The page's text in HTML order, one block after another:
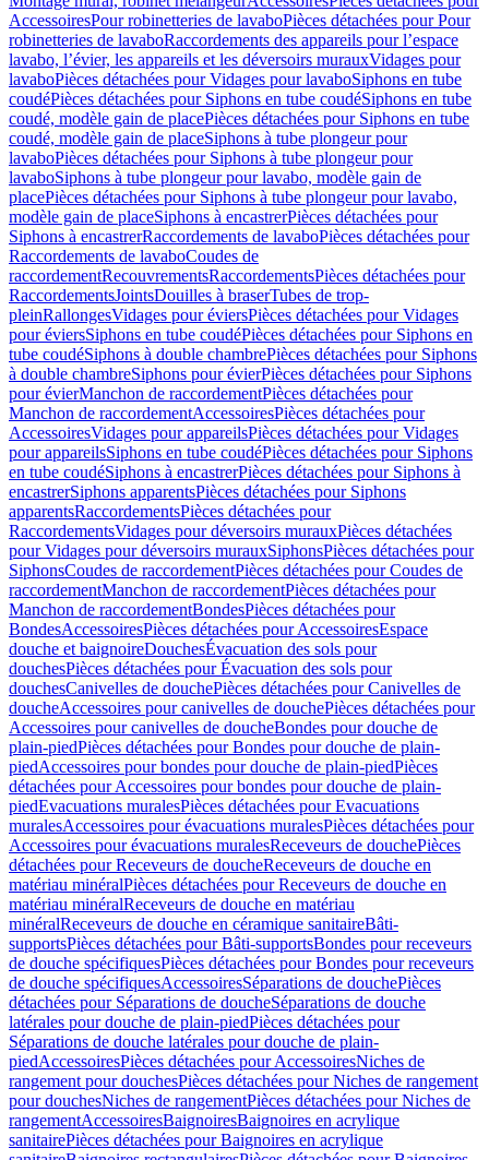
AccessoiresPour robinetteries de lavaboPièces détachées pour Pour
robinetteries de lavaboRaccordements des appareils pour l’espace
lavabo, l’évier, les appareils et les déversoirs murauxVidages pour
lavaboPièces détachées pour Vidages pour lavaboSiphons en tube
coudéPièces détachées pour Siphons en tube coudéSiphons en tube
coudé, modèle gain de placePièces détachées pour Siphons en tube
coudé, modèle gain de placeSiphons à tube plongeur pour
lavaboPièces détachées pour Siphons à tube plongeur pour
lavaboSiphons à tube plongeur pour lavabo, modèle gain de
placePièces détachées pour Siphons à tube plongeur pour lavabo,
modèle gain de placeSiphons à encastrerPièces détachées pour
Siphons à encastrerRaccordements de lavaboPièces détachées pour
Raccordements de lavaboCoudes de
raccordementRecouvrementsRaccordementsPièces détachées pour
RaccordementsJointsDouilles à braserTubes de trop-
pleinRallongesVidages pour éviersPièces détachées pour Vidages
pour éviersSiphons en tube coudéPièces détachées pour Siphons en
tube coudéSiphons à double chambrePièces détachées pour Siphons
à double chambreSiphons pour évierPièces détachées pour Siphons
pour évierManchon de raccordementPièces détachées pour
Manchon de raccordementAccessoiresPièces détachées pour
AccessoiresVidages pour appareilsPièces détachées pour Vidages
pour appareilsSiphons en tube coudéPièces détachées pour Siphons
en tube coudéSiphons à encastrerPièces détachées pour Siphons à
encastrerSiphons apparentsPièces détachées pour Siphons
apparentsRaccordementsPièces détachées pour
RaccordementsVidages pour déversoirs murauxPièces détachées
pour Vidages pour déversoirs murauxSiphonsPièces détachées pour
SiphonsCoudes de raccordementPièces détachées pour Coudes de
raccordementManchon de raccordementPièces détachées pour
Manchon de raccordementBondesPièces détachées pour
BondesAccessoiresPièces détachées pour AccessoiresEspace
douche et baignoireDouchesÉvacuation des sols pour
douchesPièces détachées pour Évacuation des sols pour
douchesCanivelles de douchePièces détachées pour Canivelles de
doucheAccessoires pour canivelles de douchePièces détachées pour
Accessoires pour canivelles de doucheBondes pour douche de
plain-piedPièces détachées pour Bondes pour douche de plain-
piedAccessoires pour bondes pour douche de plain-piedPièces
détachées pour Accessoires pour bondes pour douche de plain-
piedEvacuations muralesPièces détachées pour Evacuations
muralesAccessoires pour évacuations muralesPièces détachées pour
Accessoires pour évacuations muralesReceveurs de douchePièces
détachées pour Receveurs de doucheReceveurs de douche en
matériau minéralPièces détachées pour Receveurs de douche en
matériau minéralReceveurs de douche en matériau
minéralReceveurs de douche en céramique sanitaireBâti-
supportsPièces détachées pour Bâti-supportsBondes pour receveurs
de douche spécifiquesPièces détachées pour Bondes pour receveurs
de douche spécifiquesAccessoiresSéparations de douchePièces
détachées pour Séparations de doucheSéparations de douche
latérales pour douche de plain-piedPièces détachées pour
Séparations de douche latérales pour douche de plain-
piedAccessoiresPièces détachées pour AccessoiresNiches de
rangement pour douchesPièces détachées pour Niches de rangement
pour douchesNiches de rangementPièces détachées pour Niches de
rangementAccessoiresBaignoiresBaignoires en acrylique
sanitairePièces détachées pour Baignoires en acrylique